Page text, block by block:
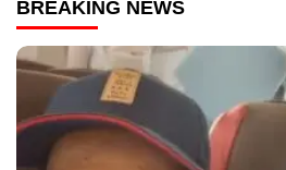
BREAKING NEWS